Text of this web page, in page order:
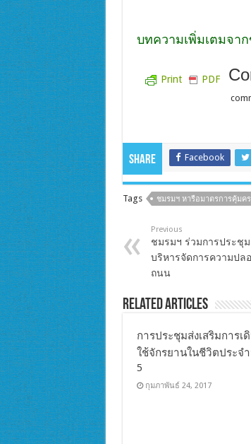
บทความเพิ่มเตมจา
Print PDF
Share Facebook
Tags ชมรมฯ หารือมาตรการคุ้มค
Previous
ชมรมฯ ร่วมการประชุม
บริหารจัดการความปล
ถนน
Related Articles
การประชุมส่งเสริมการเ
ใช้จักรยานในชีวิตประจ
5
กุมภาพันธ์ 24, 2017